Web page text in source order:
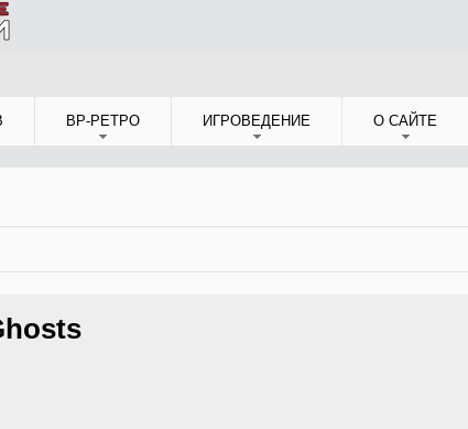
ВР-РЕТРО ИГРОВЕДЕНИЕ О САЙТЕ